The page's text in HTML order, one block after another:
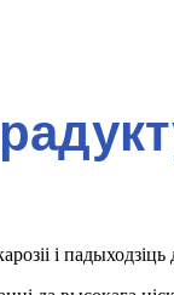
і падыходзіць